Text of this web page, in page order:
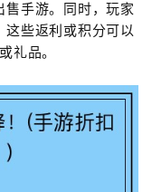
手游。同时，玩家
些返利或积分可以
礼品。